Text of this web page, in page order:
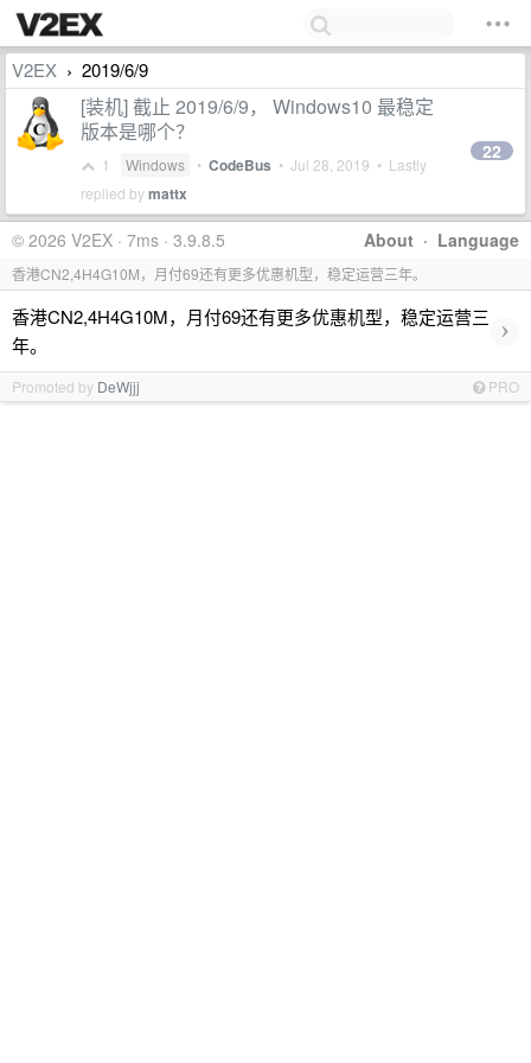
V2EX › 2019/6/9
[装机] 截止 2019/6/9， Windows10 最稳定
版本是哪个？
1 Windows • CodeBus • Jul 28, 2019 • Lastly
replied bymattx
22
About · Language
© 2026 V2EX · 7ms · 3.9.8.5
香港CN2,4H4G10M，月付69还有更多优惠机型，稳定运营三年。
香港CN2,4H4G10M，月付69还有更多优惠机型，稳定运营三
年。
›
Promoted by DeWjjj PRO